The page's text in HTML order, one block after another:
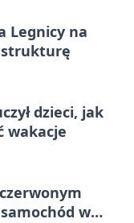
Legnicy na
dzieci, jak
wakacje
w